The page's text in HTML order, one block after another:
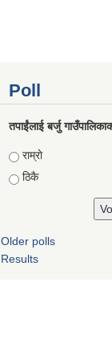
Poll
तपाईंलाई बर्जु
Choices
राम्राे
ठिकै
Older polls
Results